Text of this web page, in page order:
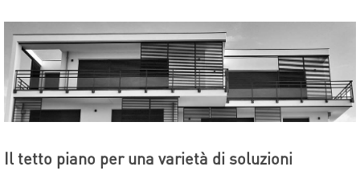
Il tetto piano per una varietà di soluzioni